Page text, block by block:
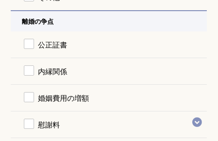
離婚の争点
公正証書
内縁関係
婚姻費用の増額
慰謝料